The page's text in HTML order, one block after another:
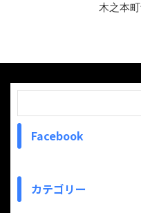
木之本
Facebook
カテゴリー